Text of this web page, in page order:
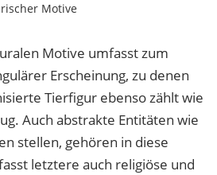
Motive
Motive umfasst zum
Erscheinung, zu denen
Tierfigur ebenso zählt wie
Auch abstrakte Entitäten wie
stellen, gehören in diese
letztere auch religiöse und